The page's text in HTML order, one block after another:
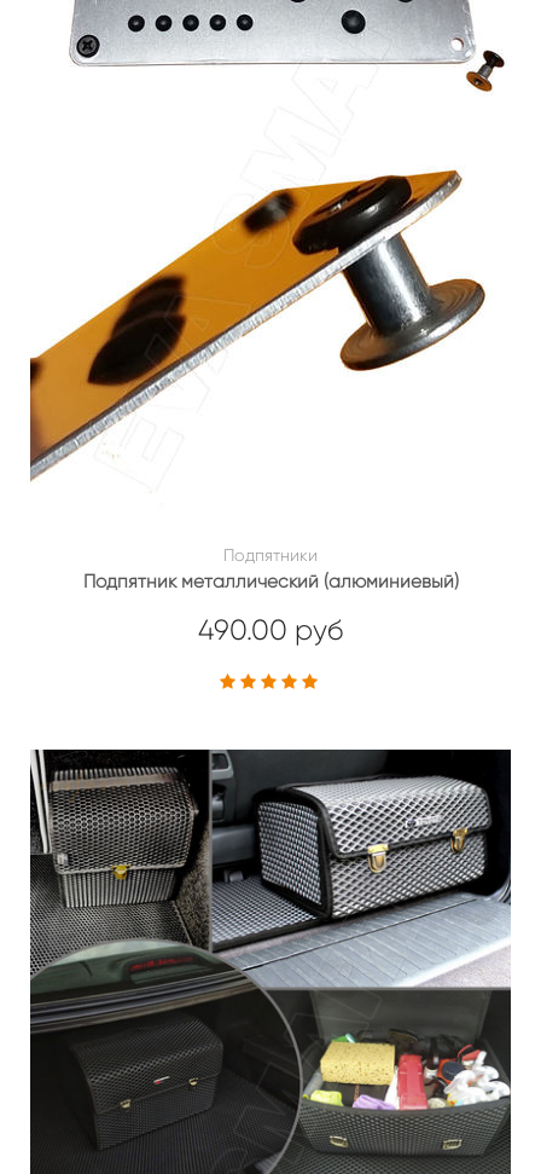
Подпятники
Подпятник металлический (алюминиевый)
490.00 руб